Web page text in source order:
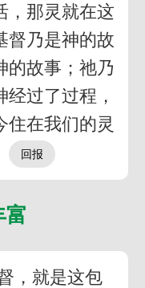
，那灵就在这
督乃是神的故
的故事；祂乃
过了过程，
住在我们的灵
富
，就是这包